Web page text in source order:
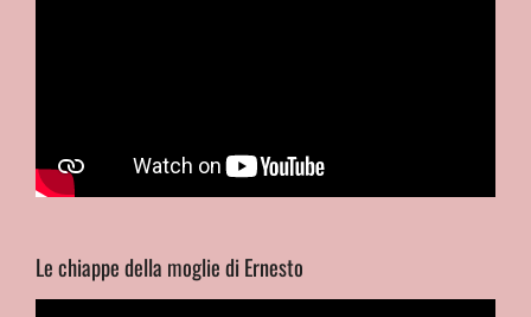
Le chiappe della moglie di Ernesto